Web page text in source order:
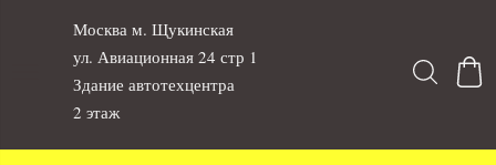
Москва м. Щукинская
ул. Авиационная 24 стр 1
Здание автотехцентра
2 этаж